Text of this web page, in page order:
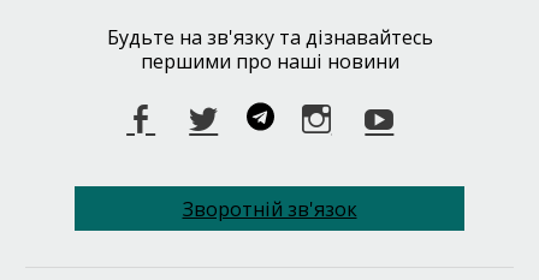
Будьте на зв'язку та дізнавайтесь
першими про наші новини
FacebookTwitter
TelegramInstagram
Зворотній зв'язок